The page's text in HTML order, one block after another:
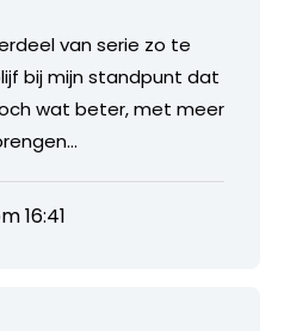
van serie zo te
bij mijn standpunt dat
wat beter, met meer
16:41